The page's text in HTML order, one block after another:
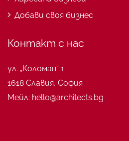
Добави своя бизнес
Контакт с нас
ул. „Коломан“ 1
1618 Славия, София
Мейл: hello@architects.bg